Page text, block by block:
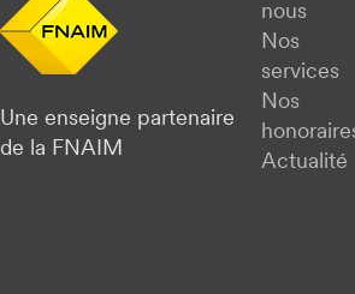
Une enseigne partenaire
de la FNAIM
nous
Nos
services
Nos
Actualité